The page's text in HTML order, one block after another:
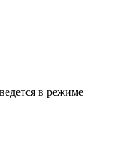
в режиме